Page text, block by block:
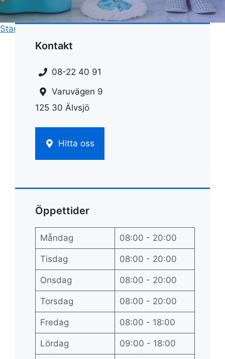
Start
Kontakt
08-22 40 91
Varuvägen 9
125 30 Älvsjö
Hitta oss
Öppettider
Måndag 08:00 - 20:00
Tisdag 08:00 - 20:00
Onsdag 08:00 - 20:00
Torsdag 08:00 - 20:00
Fredag 08:00 - 18:00
Lördag 09:00 - 18:00